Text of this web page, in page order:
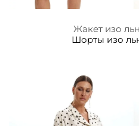
Жакет изо
Шорты изо